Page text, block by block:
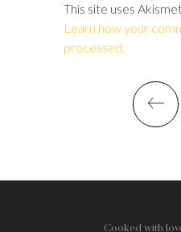
This site uses
Learn how your
processed.
Cooked with